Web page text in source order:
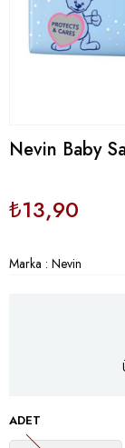
Nevin Baby
₺13,90
Marka : Nevin
ADET